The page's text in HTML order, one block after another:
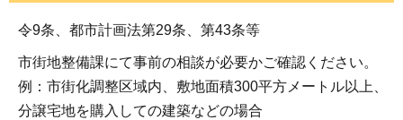
令9条、都市計画法第29条、第43条等
市街地整備課にて事前の相談が必要かご確認ください。
例：市街化調整区域内、敷地面積300平方メートル以上、
分譲宅地を購入しての建築などの場合